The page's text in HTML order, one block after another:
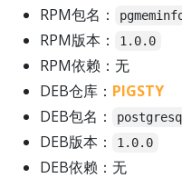
RPM包名：
RPM版本： 1.0.0
RPM依赖：无
DEB仓库： PIGSTY
DEB包名：
DEB版本： 1.0.0
DEB依赖：无